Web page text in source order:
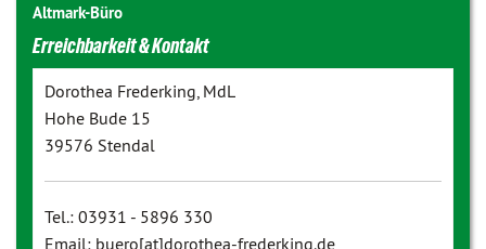
Altmark-Büro
Erreichbarkeit & Kontakt
Dorothea Frederking, MdL
Hohe Bude 15
39576 Stendal
Tel.: 03931 - 5896 330
Email: buero[at]dorothea-frederking.de